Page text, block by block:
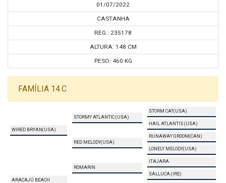
01/07/2022
CASTANHA
REG.: 235178
ALTURA: 148 CM
PESO: 460 KG
FAMÍLIA 14.C
WIRED BRYAN(USA)
STORMY ATLANTIC (USA)
STORM CAT(USA)
HAIL ATLANTIS (USA)
RED MELODY(USA)
RUNAWAY GROOM(CAN)
LONELY MELODY(USA)
ARACAJÚ BEACH
ROMARIN
ITAJARA
SALLUCA (IRE)